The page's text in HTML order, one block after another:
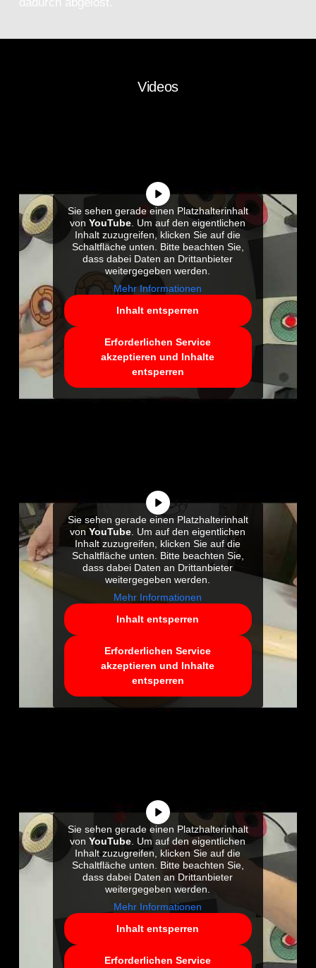
Videos
Sie sehen gerade einen Platzhalterinhalt
vonYouTube . Um auf den eigentlichen
Inhalt zuzugreifen, klicken Sie auf die
Schaltfläche unten. Bitte beachten Sie,
dass dabei Daten an Drittanbieter
weitergegeben werden.
Mehr Informationen
Inhalt entsperren
Erforderlichen Service
akzeptieren und Inhalte
entsperren
Sie sehen gerade einen Platzhalterinhalt
vonYouTube. Um auf den eigentlichen
Inhalt zuzugreifen, klicken Sie auf die
Schaltfläche unten. Bitte beachten Sie,
dass dabei Daten an Drittanbieter
weitergegeben werden.
Mehr Informationen
Inhalt entsperren
Erforderlichen Service
akzeptieren und Inhalte
entsperren
Sie sehen gerade einen Platzhalterinhalt
vonYouTube . Um auf den eigentlichen
Inhalt zuzugreifen, klicken Sie auf die
Schaltfläche unten. Bitte beachten Sie,
dass dabei Daten an Drittanbieter
weitergegeben werden.
Mehr Informationen
Inhalt entsperren
Erforderlichen Service